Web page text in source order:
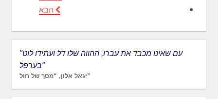
הבא
"עם שאינו מכבד את עברו, ההווה שלו דל ועתידו לוט
בערפל"
יגאל אלון, “מסך של חול”